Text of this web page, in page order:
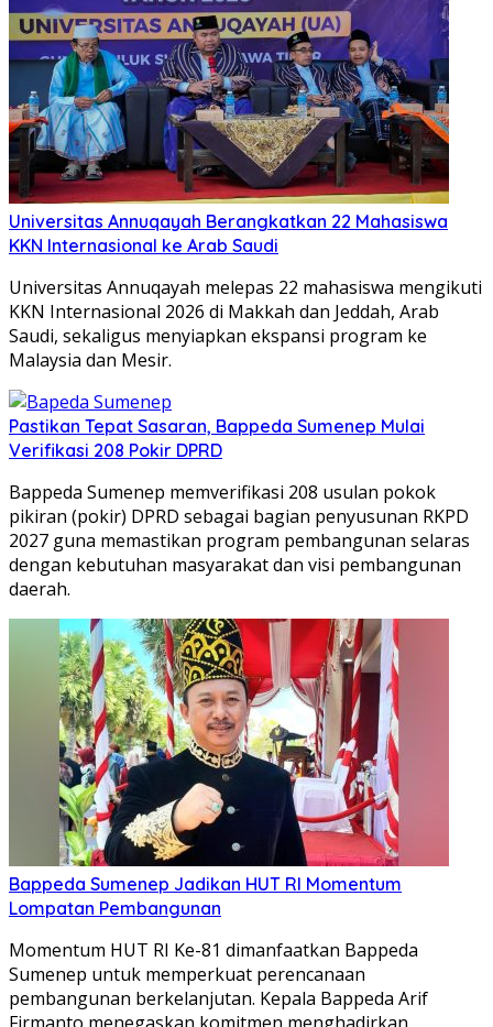
Universitas Annuqayah Berangkatkan 22 Mahasiswa
KKN Internasional ke Arab Saudi
Universitas Annuqayah melepas 22 mahasiswa mengikuti
KKN Internasional 2026 di Makkah dan Jeddah, Arab
Saudi, sekaligus menyiapkan ekspansi program ke
Malaysia dan Mesir.
Pastikan Tepat Sasaran, Bappeda Sumenep Mulai
Verifikasi 208 Pokir DPRD
Bappeda Sumenep memverifikasi 208 usulan pokok
pikiran (pokir) DPRD sebagai bagian penyusunan RKPD
2027 guna memastikan program pembangunan selaras
dengan kebutuhan masyarakat dan visi pembangunan
daerah.
Bappeda Sumenep Jadikan HUT RI Momentum
Lompatan Pembangunan
Momentum HUT RI Ke-81 dimanfaatkan Bappeda
Sumenep untuk memperkuat perencanaan
pembangunan berkelanjutan. Kepala Bappeda Arif